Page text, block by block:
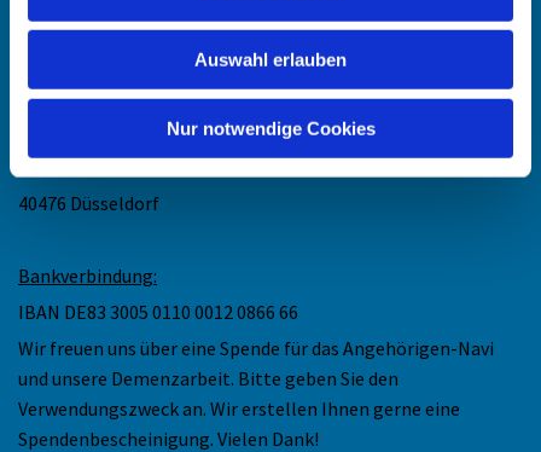
Auswahl erlauben
Nur notwendige Cookies
Mail: maike.keske@ekir.de
Anschrift:
Ev. Kirchengemeinde Düsseldorf-Mitte
Collenbachstr. 10
40476 Düsseldorf
Bankverbindung:
IBAN DE83 3005 0110 0012 0866 66
Wir freuen uns über eine Spende für das Angehörigen-Navi
und unsere Demenzarbeit. Bitte geben Sie den
Verwendungszweck an. Wir erstellen Ihnen gerne eine
Spendenbescheinigung. Vielen Dank!